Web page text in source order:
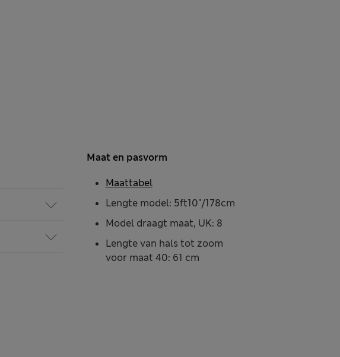
Maat en pasvorm
Lengte model: 5ft10"/178cm
Model draagt maat, UK: 8
Lengte van hals tot zoom
voor maat 40: 61 cm
Maattabel